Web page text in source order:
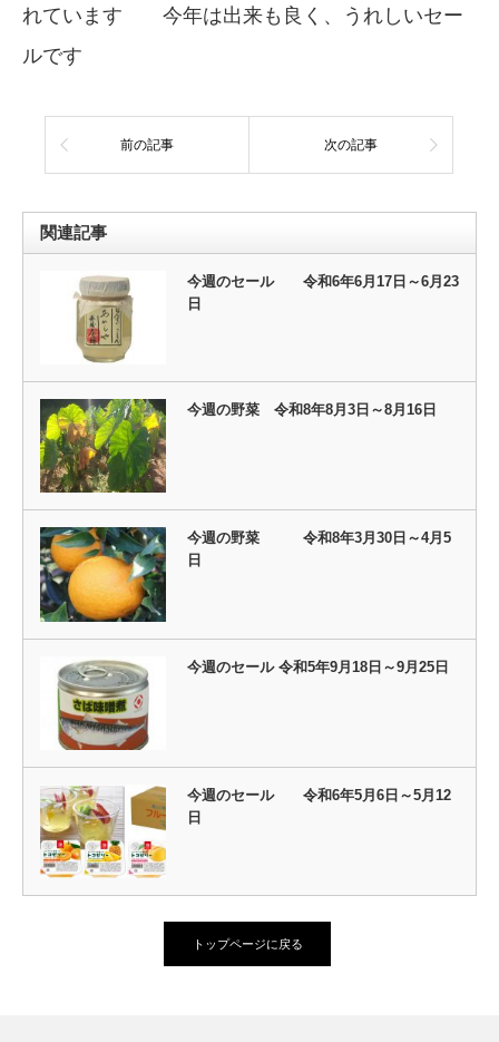
れています 今年は出来も良く、うれしいセー
ルです
前の記事 次の記事
関連記事
今週のセール 令和6年6月17日～6月23
日
今週の野菜 令和8年8月3日～8月16日
今週の野菜 令和8年3月30日～4月5
日
今週のセール 令和5年9月18日～9月25日
今週のセール 令和6年5月6日～5月12
日
トップページに戻る